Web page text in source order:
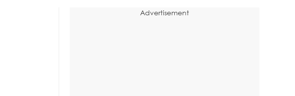
Advertisement